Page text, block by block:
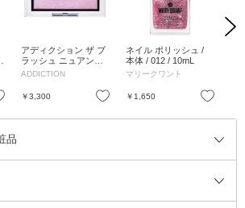
お気に入り
アディクション ザ ブ
ラッシュ ニュアンサ
ー / 005N Aurora Veil
ADDICTION
￥3,300 お気に入り
ネイル ポリッシュ /
本体 / 012 / 10mL
マリークワント
￥1,650
Next
品
全て